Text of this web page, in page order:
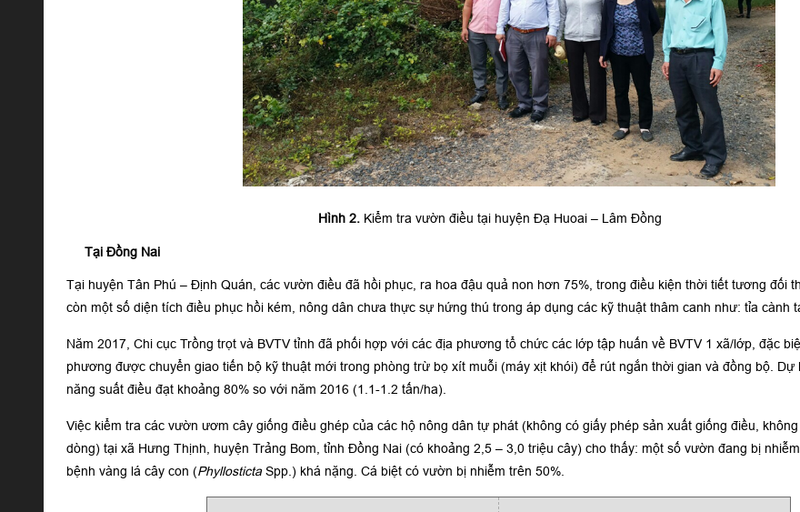
Hình 2.Kiểm tra vườn điều tại huyện Đạ Huoai – Lâm Đồng
Tại Đồng Nai
Tại huyện Tân Phú – Định Quán, các vườn điều đã hồi phục, ra hoa đậu quả non hơn 75%, trong điều kiện thời tiết tương đối
còn một số diện tích điều phục hồi kém, nông dân chưa thực sự hứng thú trong áp dụng các kỹ thuật thâm canh như: tỉa cành
Năm 2017, Chi cục Trồng trọt và BVTV tỉnh đã phối hợp với các địa phương tổ chức các lớp tập huấn về BVTV 1 xã/lớp, đặc
phương được chuyển giao tiến bộ kỹ thuật mới trong phòng trừ bọ xít muỗi (máy xịt khói) để rút ngắn thời gian và đồng bộ. Dự
năng suất điều đạt khoảng 80% so với năm 2016 (1.1-1.2 tấn/ha).
Việc kiểm tra các vườn ươm cây giống điều ghép của các hộ nông dân tự phát (không có giấy phép sản xuất giống điều,
dòng) tại xã Hưng Thịnh, huyện Trảng Bom, tỉnh Đồng Nai (có khoảng 2,5 – 3,0 triệu cây) cho thấy: một số vườn đang bị
bệnh vàng lá cây con (PhyllostictaSpp.) khá nặng. Cá biệt có vườn bị nhiễm trên 50%.